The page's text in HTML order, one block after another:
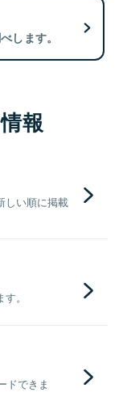
します。
報
しい順に掲載
。
ドできま